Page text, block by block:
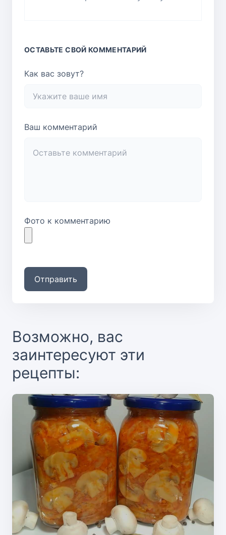
ОСТАВЬТЕ СВОЙ КОММЕНТАРИЙ
Как вас зовут?
Ваш комментарий
Фото к комментарию
Отправить
Возможно, вас
заинтересуют эти
рецепты: